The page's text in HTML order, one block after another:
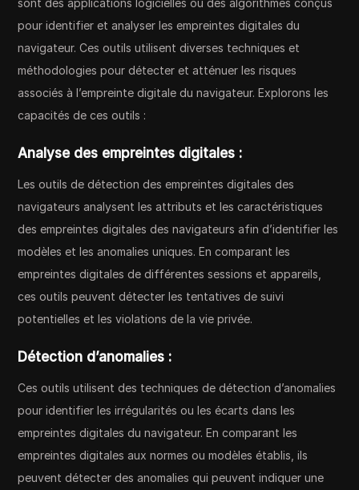
sont des applications logicielles ou des algorithmes conçus
pour identifier et analyser les empreintes digitales du
navigateur. Ces outils utilisent diverses techniques et
méthodologies pour détecter et atténuer les risques
associés à l’empreinte digitale du navigateur. Explorons les
capacités de ces outils :
Analyse des empreintes digitales :
Les outils de détection des empreintes digitales des
navigateurs analysent les attributs et les caractéristiques
des empreintes digitales des navigateurs afin d’identifier les
modèles et les anomalies uniques. En comparant les
empreintes digitales de différentes sessions et appareils,
ces outils peuvent détecter les tentatives de suivi
potentielles et les violations de la vie privée.
Détection d’anomalies :
Ces outils utilisent des techniques de détection d’anomalies
pour identifier les irrégularités ou les écarts dans les
empreintes digitales du navigateur. En comparant les
empreintes digitales aux normes ou modèles établis, ils
peuvent détecter des anomalies qui peuvent indiquer une